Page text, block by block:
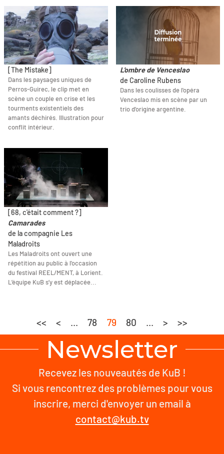
[The Mistake]
Dans les paysages uniques de
Perros-Guirec, le clip met en
scène un couple en crise et les
tourments existentiels des
amants déchirés. Illustration pour
conflit intérieur.
L'ombre de Venceslao
de Caroline Rubens
Dans les coulisses de l'opéra
Venceslao mis en scène par un
trio d’origine argentine.
[68, c'était comment ?]
Camarades
de la compagnie Les
Maladroits
Les Maladroits ont ouvert une
répétition au public à l'occasion
du festival REEL/MENT, à Lorient.
L’équipe KuB s’y est déplacée...
<< < ... 78 79 80 ... > >>
Newsletter
Recevez les nouveautés de KuB !
Si vous rencontrez des problèmes pour vous
inscrire, merci d'envoyer un email à
contact@kub.tv